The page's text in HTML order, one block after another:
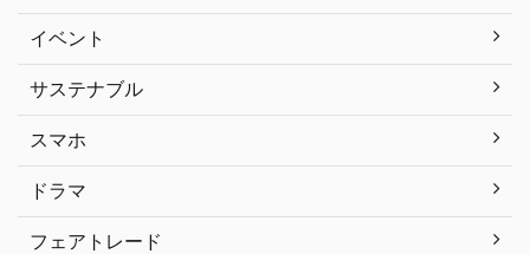
イベント
サステナブル
スマホ
ドラマ
フェアトレード